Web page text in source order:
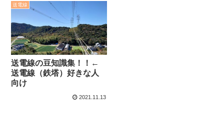
送電線
送電線の豆知識集！！←
送電線（鉄塔）好きな人
向け
2021.11.13